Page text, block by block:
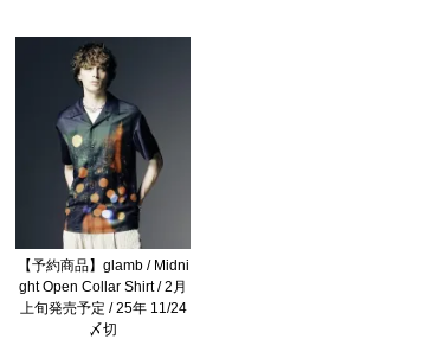
【予約商品】glamb / Midni
ght Open Collar Shirt / 2月
上旬発売予定 / 25年 11/24
〆切